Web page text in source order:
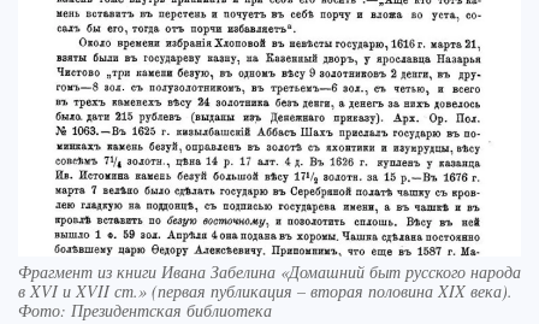
Фрагмент из книги Ивана Забелина «Домашний быт русского народа
в XVI и XVII ст.» (первая публикация – вторая половина XIX века).
Фото: Президентская библиотека